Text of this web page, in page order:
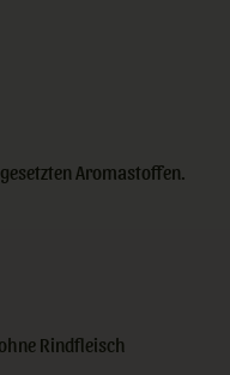
Aromastoffen.
Rindfleisch